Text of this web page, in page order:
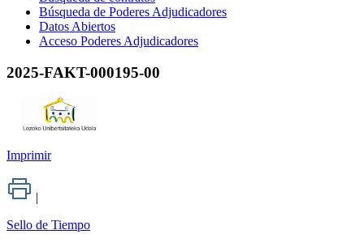
Búsqueda de Poderes Adjudicadores
Datos Abiertos
Acceso Poderes Adjudicadores
2025-FAKT-000195-00
Imprimir
|
Sello de Tiempo